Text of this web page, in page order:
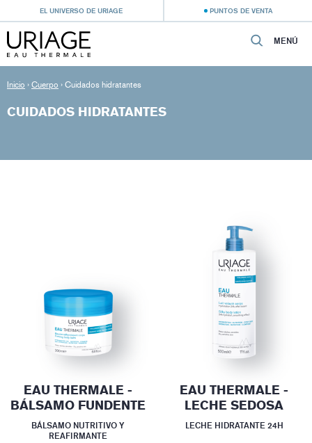
EL UNIVERSO DE URIAGE PUNTOS DE VENTA
MENÚ
Inicio › Cuerpo › Cuidados hidratantes
CUIDADOS HIDRATANTES
EAU THERMALE -
BÁLSAMO FUNDENTE
BÁLSAMO NUTRITIVO Y
REAFIRMANTE
EAU THERMALE -
LECHE SEDOSA
LECHE HIDRATANTE 24H